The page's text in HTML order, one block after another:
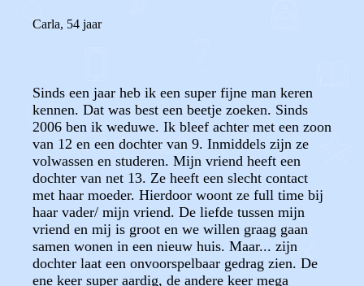
Carla, 54 jaar
Sinds een jaar heb ik een super fijne man keren
kennen. Dat was best een beetje zoeken. Sinds
2006 ben ik weduwe. Ik bleef achter met een zoon
van 12 en een dochter van 9. Inmiddels zijn ze
volwassen en studeren. Mijn vriend heeft een
dochter van net 13. Ze heeft een slecht contact
met haar moeder. Hierdoor woont ze full time bij
haar vader/ mijn vriend. De liefde tussen mijn
vriend en mij is groot en we willen graag gaan
samen wonen in een nieuw huis. Maar... zijn
dochter laat een onvoorspelbaar gedrag zien. De
ene keer super aardig, de andere keer mega